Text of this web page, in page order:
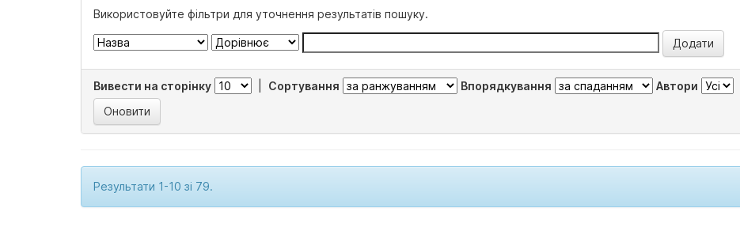
Використовуйте фільтри для уточнення результатів пошуку.
Вивести на сторінку Сортування Впорядкування Автори
Результати 1-10 зі 79.